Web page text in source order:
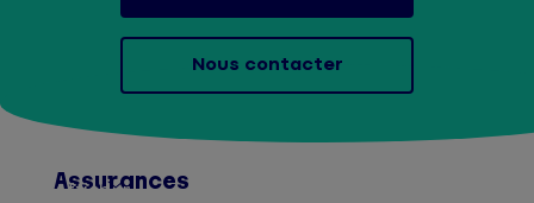
Nous contacter
Assurances
Afficher